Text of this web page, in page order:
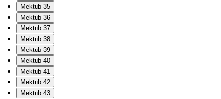
Mektub 35
Mektub 36
Mektub 37
Mektub 38
Mektub 39
Mektub 40
Mektub 41
Mektub 42
Mektub 43